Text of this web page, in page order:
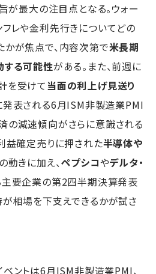
が最大の注目点となる。ウォー
レや金利先行きについてどの
が焦点で、内容次第で米長期
する可能性がある。また、前週に
を受けて 当面の利上げ見送り
発表される6月ISM非製造業PMI
の減速傾向がさらに意識される
益確定売りに押された半導体や
の動きに加え、ペプシコやデルタ・
主要企業の第2四半期決算発表
相場を下支えできるかが試さ
ントは6月ISM非製造業PMI、